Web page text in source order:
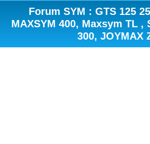
Forum SYM : GTS 125
MAXSYM 400, Maxsym TL ,
300, JOYMAX